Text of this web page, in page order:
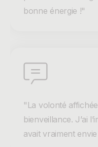
bonne énergie !"
"La volonté
bienveillance. J’ai
avait vraiment envie